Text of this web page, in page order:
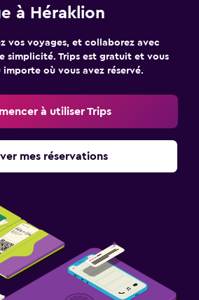
à Héraklion
vos voyages, et collaborez avec
simplicité. Trips est gratuit et vous
importe où vous avez réservé.
à utiliser Trips
mes réservations